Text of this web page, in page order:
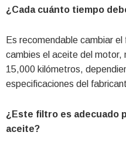
¿Cada cuánto tiempo
Es recomendable cambiar
cambies el aceite del
15,000 kilómetros,
especificaciones del
¿Este filtro es adecuado
aceite?